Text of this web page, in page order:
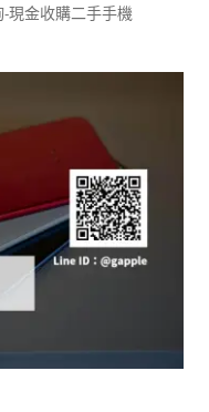
展
-現金收購二手手機